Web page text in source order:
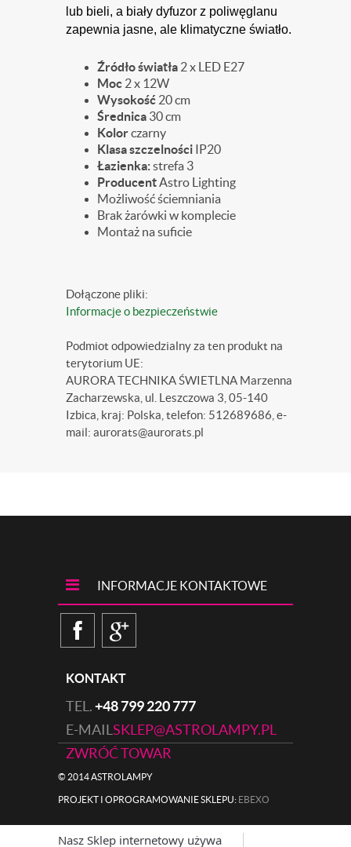
lub bieli, a biały dyfuzor z poliwęglanu
zapewnia jasne, ale klimatyczne światło.
Źródło światła 2 x LED E27
Moc 2 x 12W
Wysokość 20 cm
Średnica 30 cm
Kolorczarny
Klasa szczelności IP20
Łazienka:strefa 3
ProducentAstro Lighting
Możliwość ściemniania
Brak żarówki w komplecie
Montaż na suficie
Dołączone pliki:
Informacje o bezpieczeństwie
Podmiot odpowiedzialny za ten produkt na
terytorium UE:
AURORA TECHNIKA ŚWIETLNA Marzenna
Zacharzewska, ul. Leszczowa 3, 05-140
Izbica, kraj: Polska, telefon: 512689686, e-
mail: aurorats@aurorats.pl
INFORMACJE KONTAKTOWE
KONTAKT
TEL.+48 799 220 777
E-MAIL SKLEP@ASTROLAMPY.PL
ZWRÓĆ TOWAR
© 2014 ASTROLAMPY
|
PROJEKT I OPROGRAMOWANIE SKLEPU: EBEXO
Nasz Sklep internetowy używa